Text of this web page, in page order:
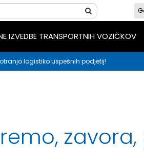
IZVEDBE TRANSPORTNIH VOZIČKOV
logistiko uspešnih podjetij!